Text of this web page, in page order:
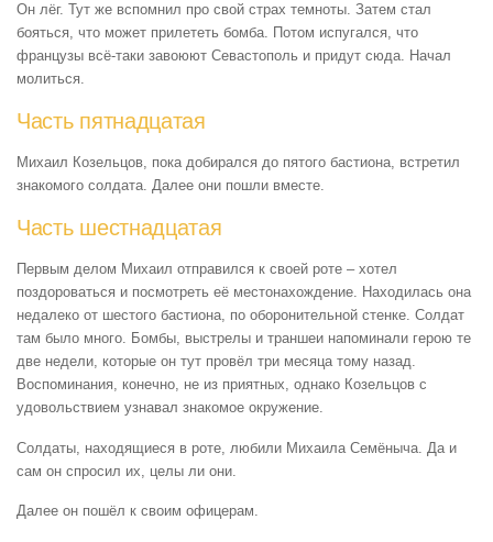
Он лёг. Тут же вспомнил про свой страх темноты. Затем стал
бояться, что может прилететь бомба. Потом испугался, что
французы всё-таки завоюют Севастополь и придут сюда. Начал
молиться.
Часть пятнадцатая
Михаил Козельцов, пока добирался до пятого бастиона, встретил
знакомого солдата. Далее они пошли вместе.
Часть шестнадцатая
Первым делом Михаил отправился к своей роте – хотел
поздороваться и посмотреть её местонахождение. Находилась она
недалеко от шестого бастиона, по оборонительной стенке. Солдат
там было много. Бомбы, выстрелы и траншеи напоминали герою те
две недели, которые он тут провёл три месяца тому назад.
Воспоминания, конечно, не из приятных, однако Козельцов с
удовольствием узнавал знакомое окружение.
Солдаты, находящиеся в роте, любили Михаила Семёныча. Да и
сам он спросил их, целы ли они.
Далее он пошёл к своим офицерам.